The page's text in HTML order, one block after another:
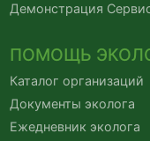
Демонстрация
ПОМОЩЬ
Каталог организаций
Документы эколога
Ежедневник эколога